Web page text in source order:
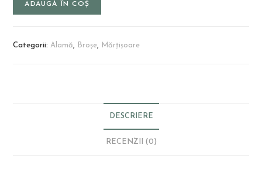
ADAUGĂ ÎN COȘ
Categorii:Alamă, Broșe, Mărțișoare
DESCRIERE
RECENZII (0)